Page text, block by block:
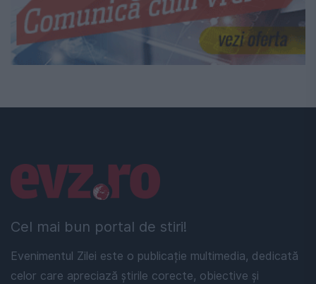
Cel mai bun portal de stiri!
Evenimentul Zilei este o publicație multimedia, dedicată
celor care apreciază știrile corecte, obiective și
Linkuri utile